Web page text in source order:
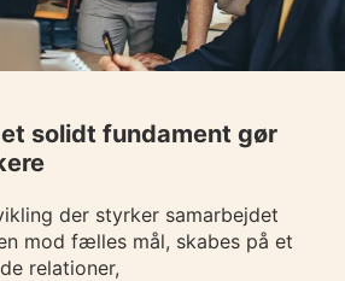
solidt fundament gør
der styrker samarbejdet
mod fælles mål, skabes på et
relationer,